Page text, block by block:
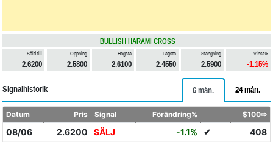
BULLISH HARAMI CROSS
Såld till
2.6200
Öppning
2.5800
Högsta
2.6100
Lägsta
2.4550
Stängning
2.5900
Vinst%
-1.15%
Signalhistorik 6 mån. 24 mån.
Datum Pris Signal Förändring% $100⇨
08/06 2.6200 SÄLJ -1.1% ✔
408